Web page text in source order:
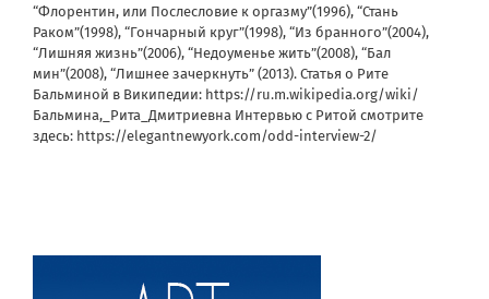
“Флорентин, или Послесловие к оргазму”(1996), “Стань
Раком”(1998), “Гончарный круг”(1998), “Из бранного”(2004),
“Лишняя жизнь”(2006), “Недоуменье жить”(2008), “Бал
мин”(2008), “Лишнее зачеркнуть” (2013). Статья о Рите
Бальминой в Википедии: https://ru.m.wikipedia.org/wiki/
Бальмина,_Рита_Дмитриевна Интервью с Ритой смотрите
здесь: https://elegantnewyork.com/odd-interview-2/